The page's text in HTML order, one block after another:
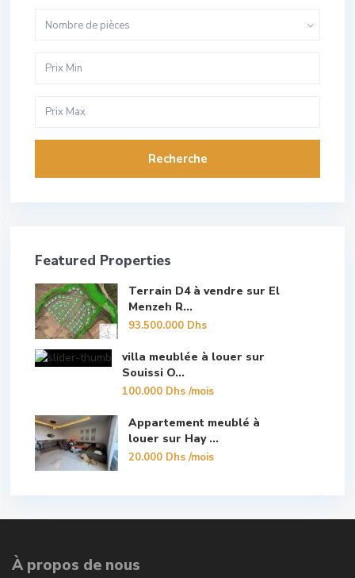
Nombre de pièces
Recherche
Featured Properties
Terrain D4 à vendre sur El
Menzeh R...
93.500.000 Dhs
villa meublée à louer sur
Souissi O...
100.000 Dhs/mois
Appartement meublé à
louer sur Hay ...
20.000 Dhs/mois
À propos de nous